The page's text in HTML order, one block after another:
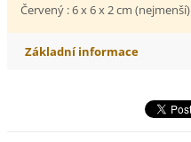
Červený : 6 x 6 x 2 cm (nejmenší)
Základní informace